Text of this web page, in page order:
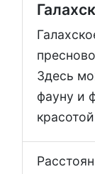
Здесь
фауну и